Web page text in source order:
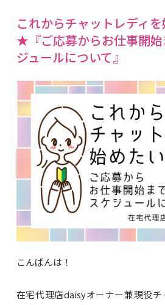
これからチャットレディ
★『ご応募からお仕事開
ジュールについて』
こんばんは！
在宅代理店daisyオーナー兼現役